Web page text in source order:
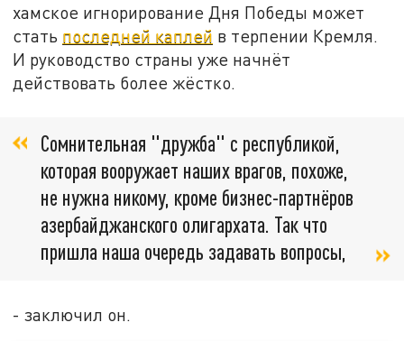
хамское игнорирование Дня Победы может
стать последней каплей в терпении Кремля.
И руководство страны уже начнёт
действовать более жёстко.
Сомнительная "дружба" с республикой,
которая вооружает наших врагов, похоже,
не нужна никому, кроме бизнес-партнёров
азербайджанского олигархата. Так что
пришла наша очередь задавать вопросы,
- заключил он.